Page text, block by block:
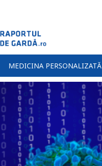
MEDICINA PERSONALIZATĂ